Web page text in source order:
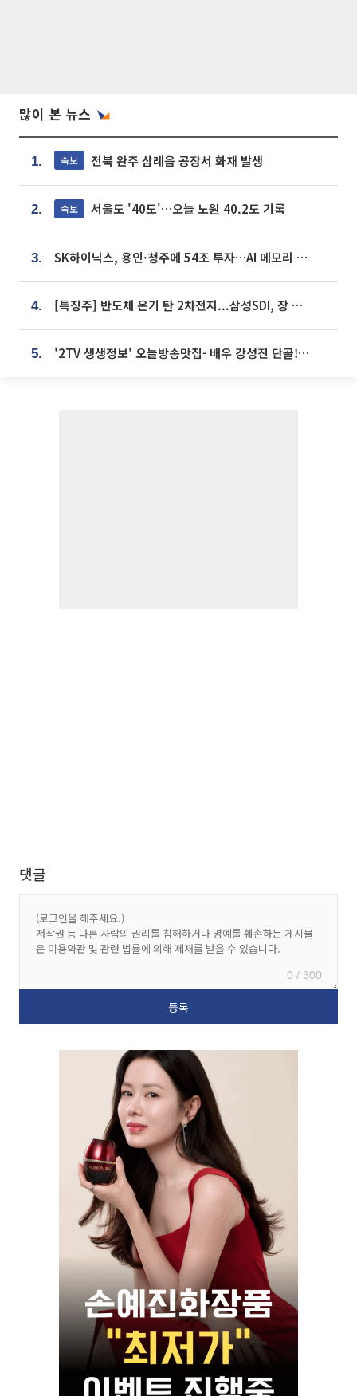
많이 본 뉴스
1. 속보 전북 완주 삼례읍 공장서 화재 발생
2. 속보 서울도 '40도'…오늘 노원 40.2도 기록
3. SK하이닉스, 용인·청주에 54조 투자…AI 메모리 생산기지 키운다
4. [특징주] 반도체 온기 탄 2차전지...삼성SDI, 장 초반 7% 넘게 껑충
5. '2TV 생생정보' 오늘방송맛집- 배우 강성진 단골! 쌀국수ㆍ푸팟퐁 커리 맛집 '블○○○'
댓글
0 / 300